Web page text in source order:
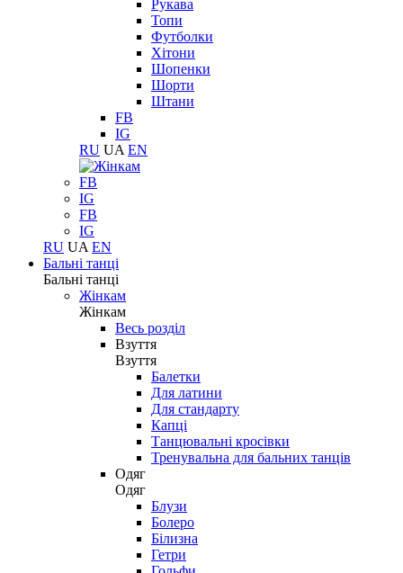
Рукава
Топи
Футболки
Хітони
Шопенки
Шорти
Штани
FB
IG
RU UA EN
FB
IG
FB
IG
RU UA EN
Бальні танці
Бальні танці
Жінкам
Жінкам
Весь розділ
Взуття
Взуття
Балетки
Для латини
Для стандарту
Капці
Танцювальні кросівки
Тренувальна для бальних танців
Одяг
Одяг
Блузи
Болеро
Білизна
Гетри